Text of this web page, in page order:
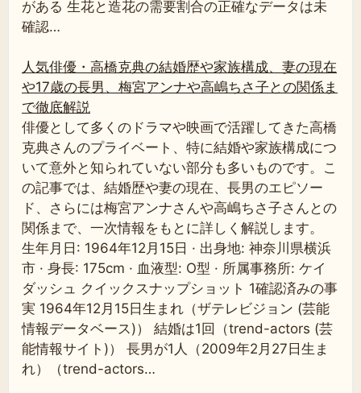
がある 生花と造花の需要割合の正確なデータは未
確認…
人気俳優・高橋克典の結婚歴や家族構成、妻の現在
や17歳の長男、梅宮アンナや高嶋ちさ子との関係ま
で徹底解説
俳優として多くのドラマや映画で活躍してきた高橋
克典さんのプライベート、特に結婚や家族構成につ
いて意外と知られていない部分も多いものです。こ
の記事では、結婚歴や妻の現在、長男のエピソー
ド、さらには梅宮アンナさんや高嶋ちさ子さんとの
関係まで、一次情報をもとに詳しく解説します。
生年月日: 1964年12月15日 · 出身地: 神奈川県横浜
市 · 身長: 175cm · 血液型: O型 · 所属事務所: ケイ
ダッシュ クイックスナップショット 1確認済みの事
実 1964年12月15日生まれ（ザテレビジョン (芸能
情報データベース)） 結婚は1回（trend-actors (芸
能情報サイト)） 長男が1人（2009年2月27日生ま
れ）（trend-actors…